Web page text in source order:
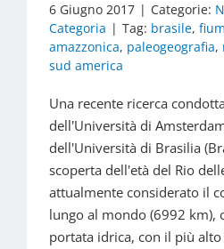
6 Giugno 2017 | Categorie:
Categoria | Tag: brasile,
amazzonica, paleogeografia,
sud america
Una recente ricerca
dell'Università di
dell'Università di Brasilia
scoperta dell'età del Rio
attualmente considerato il
lungo al mondo (6992 km),
portata idrica, con il più